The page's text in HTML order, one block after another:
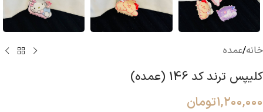
خانه/عمده
کلیپس ترند کد 146 (عمده)
۱,۲۰۰,۰۰۰تومان